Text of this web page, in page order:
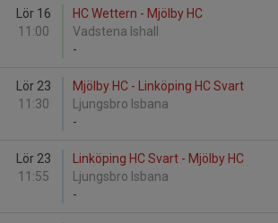
Lör 16
11:00
HC Wettern - Mjölby HC
Vadstena Ishall
-
Lör 23
11:30
Mjölby HC - Linköping HC Svart
Ljungsbro Isbana
-
Lör 23
11:55
Linköping HC Svart - Mjölby HC
Ljungsbro Isbana
-